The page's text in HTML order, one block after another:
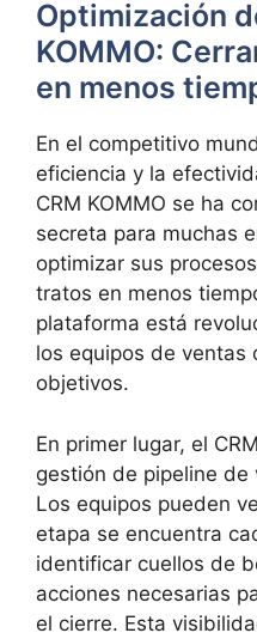
Optimización
KOMMO:
en menos
En el competitivo
eficiencia y la
CRM KOMMO se ha
secreta para muchas
optimizar sus
tratos en menos
plataforma está
los equipos de ventas
objetivos.
En primer lugar, el
gestión de pipeline
Los equipos pueden
etapa se encuentra
identificar cuellos de
acciones necesarias
el cierre. Esta